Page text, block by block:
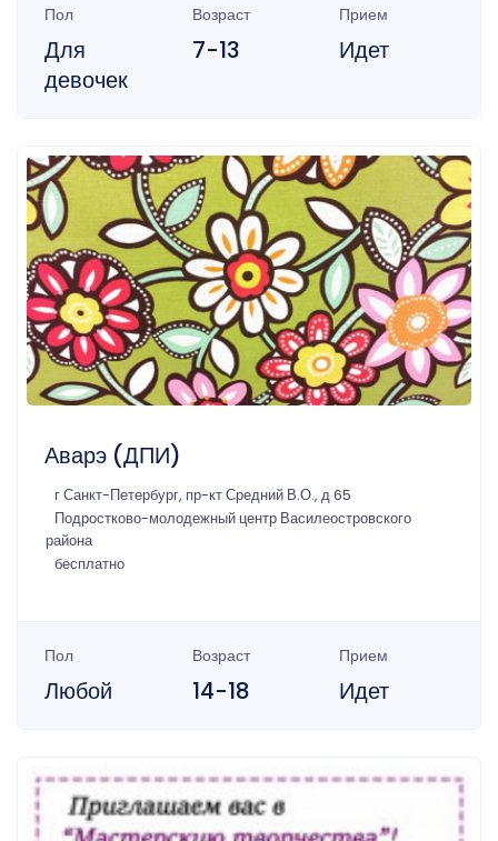
Пол
Для
девочек
Возраст
7-13
Прием
Идет
Аварэ (ДПИ)
г Санкт-Петербург, пр-кт Средний В.О., д 65
Подростково-молодежный центр Василеостровского
района
бесплатно
Пол
Любой
Возраст
14-18
Прием
Идет